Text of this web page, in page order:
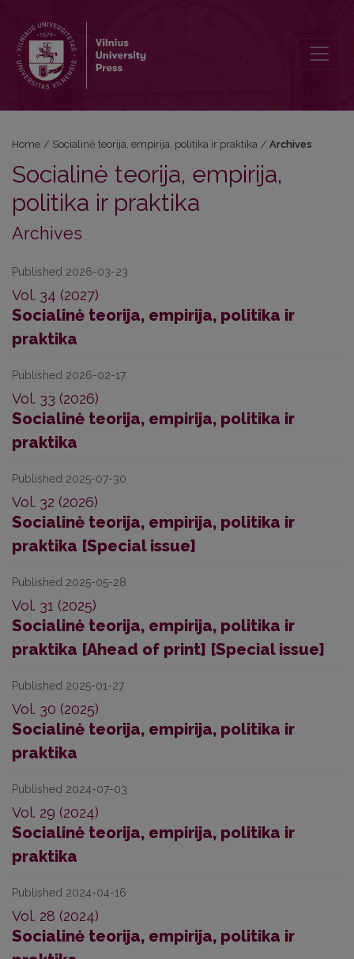
Home / Socialinė teorija, empirija, politika ir praktika / Archives
Socialinė teorija, empirija,
politika ir praktika
Archives
Published 2026-03-23
Vol. 34 (2027)
Socialinė teorija, empirija, politika ir
praktika
Published 2026-02-17
Vol. 33 (2026)
Socialinė teorija, empirija, politika ir
praktika
Published 2025-07-30
Vol. 32 (2026)
Socialinė teorija, empirija, politika ir
praktika [Special issue]
Published 2025-05-28
Vol. 31 (2025)
Socialinė teorija, empirija, politika ir
praktika [Ahead of print] [Special issue]
Published 2025-01-27
Vol. 30 (2025)
Socialinė teorija, empirija, politika ir
praktika
Published 2024-07-03
Vol. 29 (2024)
Socialinė teorija, empirija, politika ir
praktika
Published 2024-04-16
Vol. 28 (2024)
Socialinė teorija, empirija, politika ir